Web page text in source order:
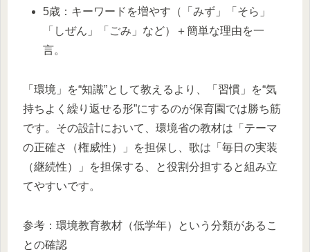
5歳：キーワードを増やす（「みず」「そら」
「しぜん」「ごみ」など）＋簡単な理由を一
言。
「環境」を“知識”として教えるより、「習慣」を“気
持ちよく繰り返せる形”にするのが保育園では勝ち筋
です。その設計において、環境省の教材は「テーマ
の正確さ（権威性）」を担保し、歌は「毎日の実装
（継続性）」を担保する、と役割分担すると組み立
てやすいです。​
参考：環境教育教材（低学年）という分類があるこ
との確認